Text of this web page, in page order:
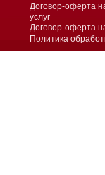
Договор-оферта
услуг
Договор-оферта
Политика